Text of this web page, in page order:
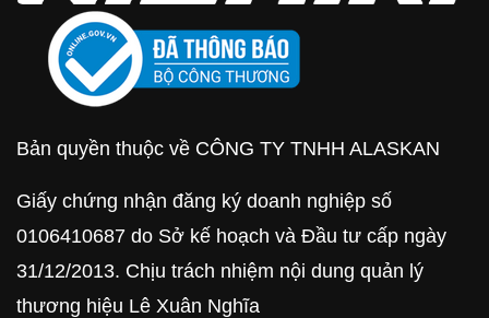
Bản quyền thuộc về CÔNG TY TNHH ALASKAN
Giấy chứng nhận đăng ký doanh nghiệp số
0106410687 do Sở kế hoạch và Đầu tư cấp ngày
31/12/2013. Chịu trách nhiệm nội dung quản lý
thương hiệu Lê Xuân Nghĩa